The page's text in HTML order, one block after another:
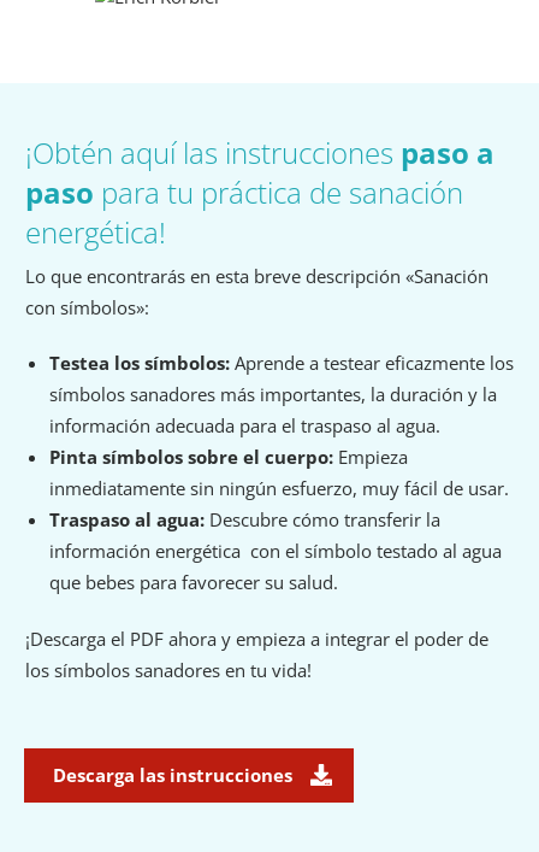
¡Obtén aquí las instrucciones paso a
paso para tu práctica de sanación
energética!
Lo que encontrarás en esta breve descripción «Sanación
con símbolos»:
Testea los símbolos: Aprende a testear eficazmente los
símbolos sanadores más importantes, la duración y la
información adecuada para el traspaso al agua.
Pinta símbolos sobre el cuerpo: Empieza
inmediatamente sin ningún esfuerzo, muy fácil de usar.
Traspaso al agua: Descubre cómo transferir la
información energética con el símbolo testado al agua
que bebes para favorecer su salud.
¡Descarga el PDF ahora y empieza a integrar el poder de
los símbolos sanadores en tu vida!
Descarga las instrucciones